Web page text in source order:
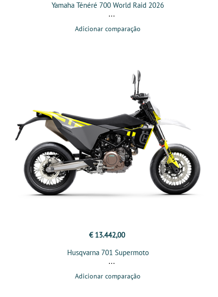
Yamaha Ténéré 700 World Raid 2026
Adicionar comparação
€ 13.442,00
Husqvarna 701 Supermoto
Adicionar comparação